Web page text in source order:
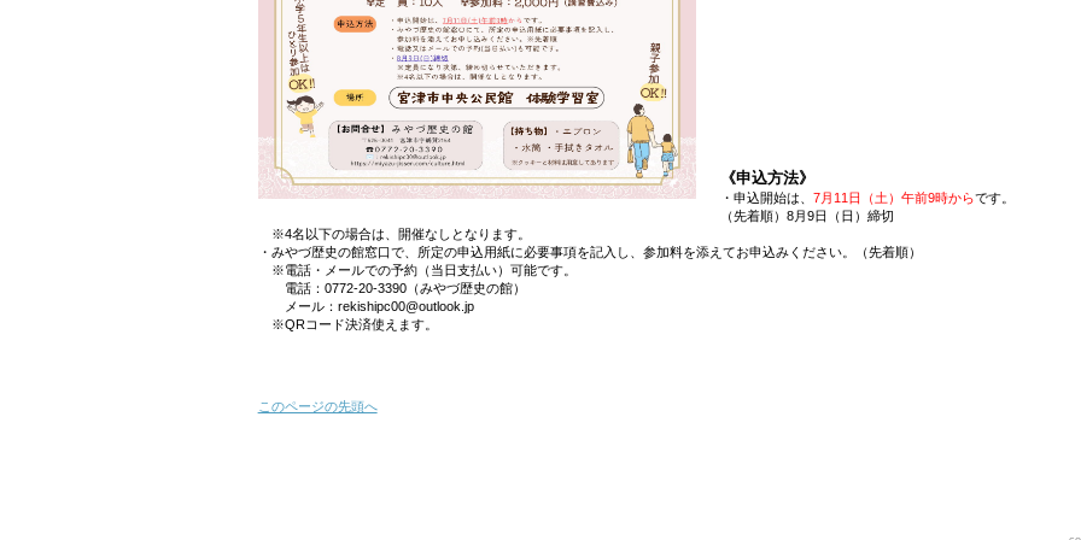
《申込方法》
・申込開始は、 7月11日（土）午前9時からです。
（先着順）8月9日（日）締切
※4名以下の場合は、開催なしとなります。
・みやづ歴史の館窓口で、所定の申込用紙に必要事項を記入し、参加料を添えてお申込みください。（先着順）
※電話・メールでの予約（当日支払い）可能です。
電話：0772-20-3390（みやづ歴史の館）
メール：rekishipc00@outlook.jp
※QRコード決済使えます。
このページの先頭へ